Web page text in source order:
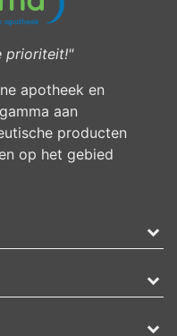
prioriteit!"
apotheek en
aan
producten
op het gebied